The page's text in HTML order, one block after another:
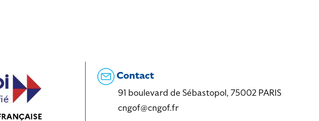
Contact
91 boulevard de Sébastopol, 75002 PARIS
cngof@cngof.fr